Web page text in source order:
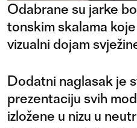
Odabrane su jarke
tonskim skalama
vizualni dojam
Dodatni naglasak je
prezentaciju svih
izložene u nizu u